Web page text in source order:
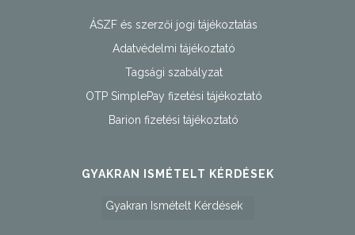
ÁSZF és szerzői jogi tájékoztatás
Adatvédelmi tájékoztató
Tagsági szabályzat
OTP SimplePay fizetési tájékoztató
Barion fizetési tájékoztató
GYAKRAN ISMÉTELT KÉRDÉSEK
Gyakran Ismételt Kérdések